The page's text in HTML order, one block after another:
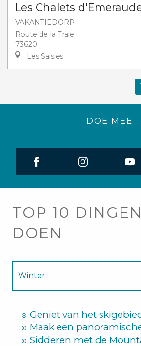
Les Chalets
VAKANTIEDORP
Route de la Traie
73620
Les Saisies
DOE MEE
TOP 10
DOEN
Winter
Geniet van het
Maak een
Sidderen met de